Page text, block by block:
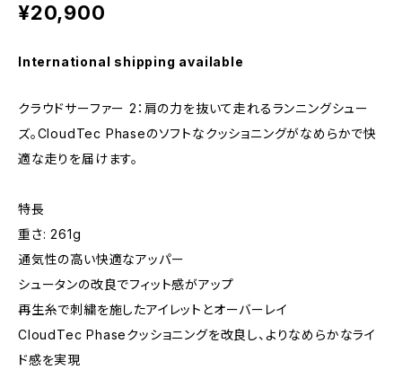
¥20,900
International shipping available
クラウドサーファー 2：肩の力を抜いて走れるランニングシュー
ズ。CloudTec Phaseのソフトなクッショニングがなめらかで快
適な走りを届けます。
特長
重さ: 261g
通気性の高い快適なアッパー
シュータンの改良でフィット感がアップ
再生糸で刺繍を施したアイレットとオーバーレイ
CloudTec Phaseクッショニングを改良し、よりなめらかなライ
ド感を実現